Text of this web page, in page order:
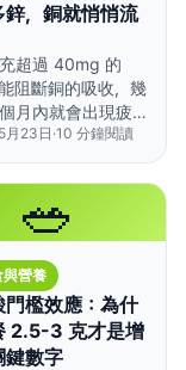
鋅，銅就悄悄流
超過 40mg 的
阻斷銅的吸收，幾
月內就會出現疲
、甚至神經症狀。
月23日·10 分鐘閱讀
🥗
與營養
門檻效應：為什
2.5-3 克才是增
鍵數字